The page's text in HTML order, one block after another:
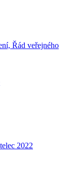
Řád veřejného
2022